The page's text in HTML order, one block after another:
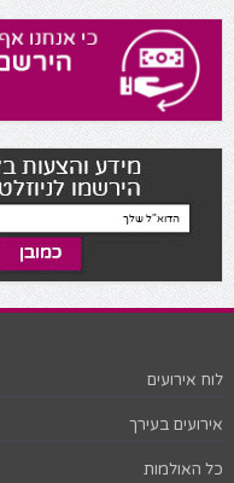
לוח אירועים
אירועים בעירך
כל האולמות